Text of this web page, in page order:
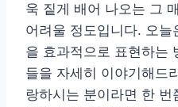
욱 짙게 배어 나오는 그
어려울 정도입니다. 오
을 효과적으로 표현하는
들을 자세히 이야기해드
랑하시는 분이라면 한